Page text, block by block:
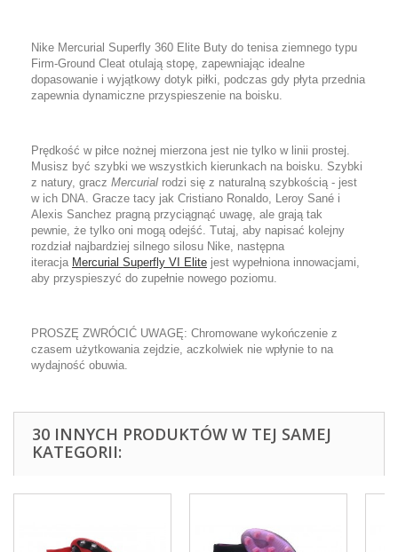
Nike Mercurial Superfly 360 Elite Buty do tenisa ziemnego typu
Firm-Ground Cleat otulają stopę, zapewniając idealne
dopasowanie i wyjątkowy dotyk piłki, podczas gdy płyta przednia
zapewnia dynamiczne przyspieszenie na boisku.
Prędkość w piłce nożnej mierzona jest nie tylko w linii prostej.
Musisz być szybki we wszystkich kierunkach na boisku. Szybki
z natury, gracz Mercurial rodzi się z naturalną szybkością - jest
w ich DNA. Gracze tacy jak Cristiano Ronaldo, Leroy Sané i
Alexis Sanchez pragną przyciągnąć uwagę, ale grają tak
pewnie, że tylko oni mogą odejść. Tutaj, aby napisać kolejny
rozdział najbardziej silnego silosu Nike, następna
iteracja Mercurial Superfly VI Elite jest wypełniona innowacjami,
aby przyspieszyć do zupełnie nowego poziomu.
PROSZĘ ZWRÓCIĆ UWAGĘ: Chromowane wykończenie z
czasem użytkowania zejdzie, aczkolwiek nie wpłynie to na
wydajność obuwia.
30 INNYCH PRODUKTÓW W TEJ SAMEJ
KATEGORII: